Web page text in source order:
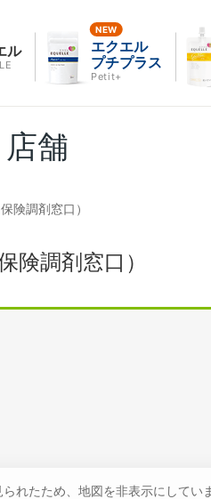
ル
エクエル
プチプラス
Petit+
舗
険調剤窓口）
険調剤窓口）
れたため、地図を非表示にしてい